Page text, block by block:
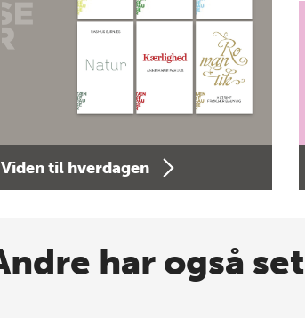
Viden til hverdagen
har også set